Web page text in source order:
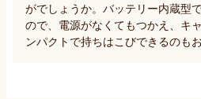
がでしょうか。バッテリー内蔵型
ので、電源がなくてもつかえ、キ
ンパクトで持ちはこびできるのも